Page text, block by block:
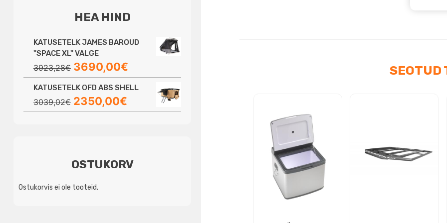
SEOTUD
HEA HIND
KATUSETELK JAMES BAROUD
"SPACE XL" VALGE
3923,28€ Algne
hind
oli:
3923,28€.
3690,00€Praegune
hind
on:
3690,00€.
KATUSETELK OFD ABS SHELL
3039,02€ Algne
hind
2350,00€Praegune
hind
OSTUKORV
Ostukorvis ei ole tooteid.